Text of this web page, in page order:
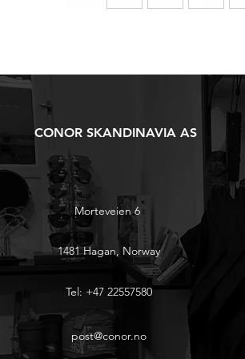
CONOR SKANDINAVIA AS
Morteveien 6
1481 Hagan, Norway
Tel: +47 22557580
post@conor.no